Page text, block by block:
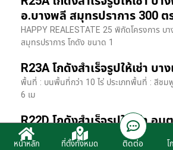
อ.บางพลี สมุทรปราการ 300 ต
HAPPY REALESTATE 25 พิกัดโครงการ บ
สมุทรปราการ โกดัง ขนาด 1
R23A โกดังสำเร็จรูปให้เช่า บ
พื้นที่ : บนพื้นที่กว่า 10 ไร่ ประเภทพื้นที่ : สีชม
6 เม
R22D โกดังสำเร็จรูปให้เช่า อ
HR22 โกดังสำเร็จรูปให้เช่า พิกัด ติดนิคมอมต
รายละเอียดโรงง
หน้าหลัก ที่ตั้งทั้งหมด ติดต่อ